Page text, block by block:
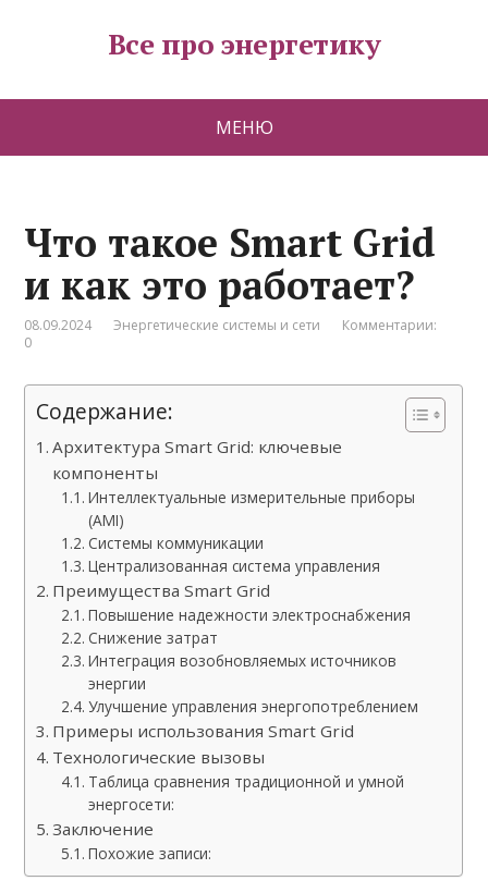
Все про энергетику
МЕНЮ
Что такое Smart Grid
и как это работает?
08.09.2024 Энергетические системы и сети
Комментарии:
0
Содержание:
Архитектура Smart Grid: ключевые
компоненты
Интеллектуальные измерительные приборы
(AMI)
Системы коммуникации
Централизованная система управления
Преимущества Smart Grid
Повышение надежности электроснабжения
Снижение затрат
Интеграция возобновляемых источников
энергии
Улучшение управления энергопотреблением
Примеры использования Smart Grid
Технологические вызовы
Таблица сравнения традиционной и умной
энергосети:
Заключение
Похожие записи: